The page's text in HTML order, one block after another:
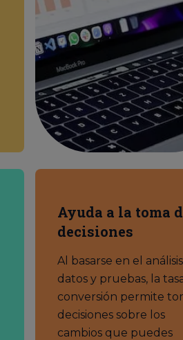
Ayuda a la toma
decisiones
Al basarse en el
datos y pruebas, la
conversión permite
decisiones sobre los
cambios que puedes